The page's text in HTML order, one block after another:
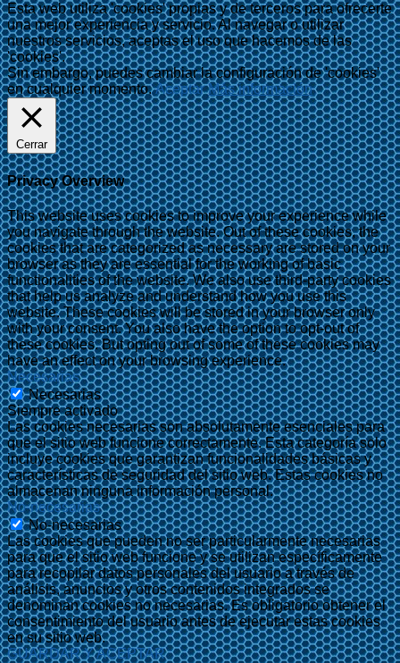
Esta web utiliza 'cookies' propias y de terceros para ofrecerte
una mejor experiencia y servicio. Al navegar o utilizar
nuestros servicios, aceptas el uso que hacemos de las
'cookies'.
Sin embargo, puedes cambiar la configuración de 'cookies'
en cualquier momento.Aceptar Más información
Cerrar
Privacy Overview
This website uses cookies to improve your experience while
you navigate through the website. Out of these cookies, the
cookies that are categorized as necessary are stored on your
browser as they are essential for the working of basic
functionalities of the website. We also use third-party cookies
that help us analyze and understand how you use this
website. These cookies will be stored in your browser only
with your consent. You also have the option to opt-out of
these cookies. But opting out of some of these cookies may
have an effect on your browsing experience.
Necesarias
Necesarias
Siempre activado
Las cookies necesarias son absolutamente esenciales para
que el sitio web funcione correctamente. Esta categoría solo
incluye cookies que garantizan funcionalidades básicas y
características de seguridad del sitio web. Estas cookies no
almacenan ninguna información personal.
No-necesarias
No-necesarias
Las cookies que pueden no ser particularmente necesarias
para que el sitio web funcione y se utilizan específicamente
para recopilar datos personales del usuario a través de
análisis, anuncios y otros contenidos integrados se
denominan cookies no necesarias. Es obligatorio obtener el
consentimiento del usuario antes de ejecutar estas cookies
en su sitio web.
GUARDAR Y ACEPTAR